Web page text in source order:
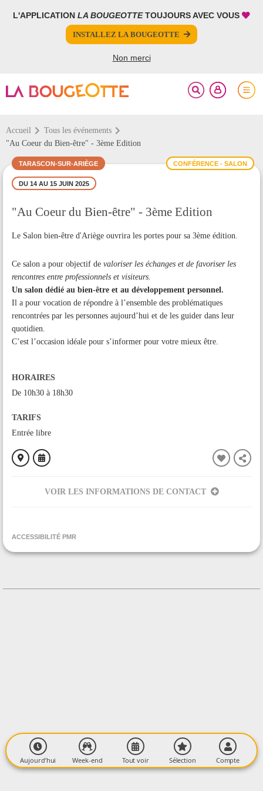
L'APPLICATION LA BOUGEOTTETOUJOURS AVEC VOUS
INSTALLEZ LA BOUGEOTTE
Non merci
Accueil
Tous les événements
"Au Coeur du Bien-être" - 3ème Edition
CONFÉRENCE - SALON
TARASCON-SUR-ARIÈGE
DU 14 AU 15 JUIN 2025
"Au Coeur du Bien-être" - 3ème Edition
Le Salon bien-être d'Ariège ouvrira les portes pour sa 3ème édition.
Ce salon a pour objectif de valoriser les échanges et de favoriser les
rencontres entre professionnels et visiteurs.
Un salon dédié au bien-être et au développement personnel.
Il a pour vocation de répondre à l’ensemble des problématiques
rencontrées par les personnes aujourd’hui et de les guider dans leur
quotidien.
C’est l’occasion idéale pour s’informer pour votre mieux être.
HORAIRES
De 10h30 à 18h30
TARIFS
Entrée libre
VOIR LES INFORMATIONS DE CONTACT
ACCESSIBILITÉ PMR
FERMER
PARTAGER
Aujourd’hui Week-end Tout voir Sélection Compte
FERMER
Votre inscription à la newsletter a été effectuée.